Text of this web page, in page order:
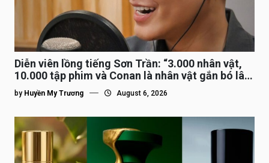
Diễn viên lồng tiếng Sơn Trần: “3.000 nhân vật,
10.000 tập phim và Conan là nhân vật gắn bó lâu
nhất”
by Huyền My Trương August 6, 2026